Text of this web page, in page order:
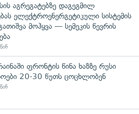
აგრეგატებზე დაგეგმილ
ელექტროენერგეტიკული სისტემის
მოჰყვა — სემეკის წევრის
ფრონტის წინა ხაზზე რუსი
20-30 წუთს ცოცხლობენ